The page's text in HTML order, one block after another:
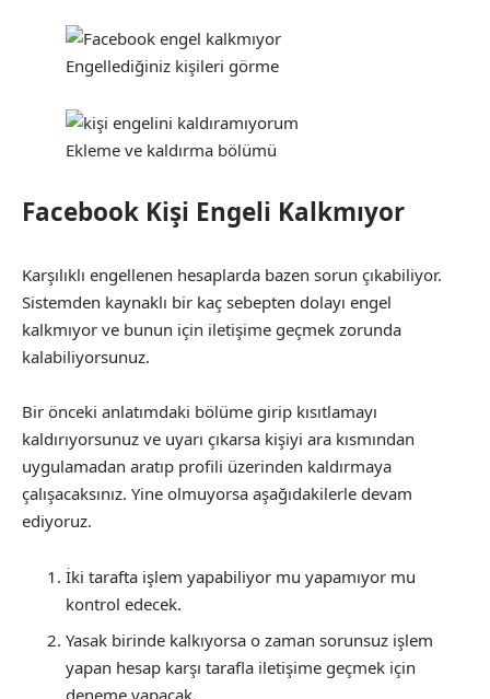
Engellediğiniz kişileri görme
Ekleme ve kaldırma bölümü
Facebook Kişi Engeli Kalkmıyor
Karşılıklı engellenen hesaplarda bazen sorun çıkabiliyor.
Sistemden kaynaklı bir kaç sebepten dolayı engel
kalkmıyor ve bunun için iletişime geçmek zorunda
kalabiliyorsunuz.
Bir önceki anlatımdaki bölüme girip kısıtlamayı
kaldırıyorsunuz ve uyarı çıkarsa kişiyi ara kısmından
uygulamadan aratıp profili üzerinden kaldırmaya
çalışacaksınız. Yine olmuyorsa aşağıdakilerle devam
ediyoruz.
İki tarafta işlem yapabiliyor mu yapamıyor mu
kontrol edecek.
Yasak birinde kalkıyorsa o zaman sorunsuz işlem
yapan hesap karşı tarafla iletişime geçmek için